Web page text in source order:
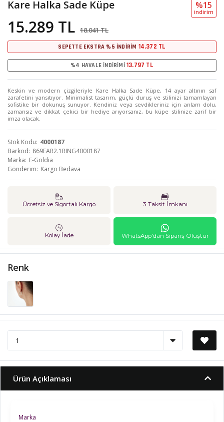
Kare Halka Sade Küpe
15.289 TL 18.041 TL
%15
i̇ndi̇ri̇m
SEPETTE EKSTRA %5 İNDİRİM 14.372 TL
%4 HAVALE İNDİRİMİ 13.797 TL
Keskin ve modern çizgileriyle Kare Halka Sade Küpe, 14 ayar altının saf
zarafetini yansıtıyor. Minimalist tasarım, güçlü duruş ve stilinizi tamamlayan
sofistike bir dokunuş sunuyor. Kendiniz veya sevdikleriniz için anlam dolu,
zamansız ve dikkat çekici bir hediye arıyorsanız, bu küpe stilinize zarif bir
imza olacak.
Stok Kodu 4000187
Barkod 869EAR2.1RING4000187
Marka E-Goldia
Gönderim Kargo Bedava
Ücretsiz ve Sigortalı Kargo 3 Taksit İmkanı
Kolay İade WhatsApp'dan Sipariş Oluştur
Renk
Ürün Açıklaması
Marka